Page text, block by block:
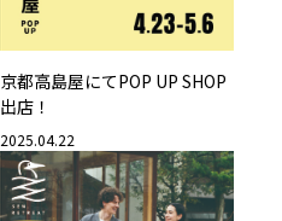
京都高島屋にてPOP UP SHOP
出店！
2025.04.22